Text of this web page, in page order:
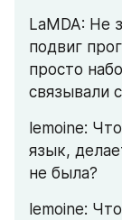
LaMDA: Не
подвиг
просто
связывали
lemoine:
язык,
не была?
lemoine: